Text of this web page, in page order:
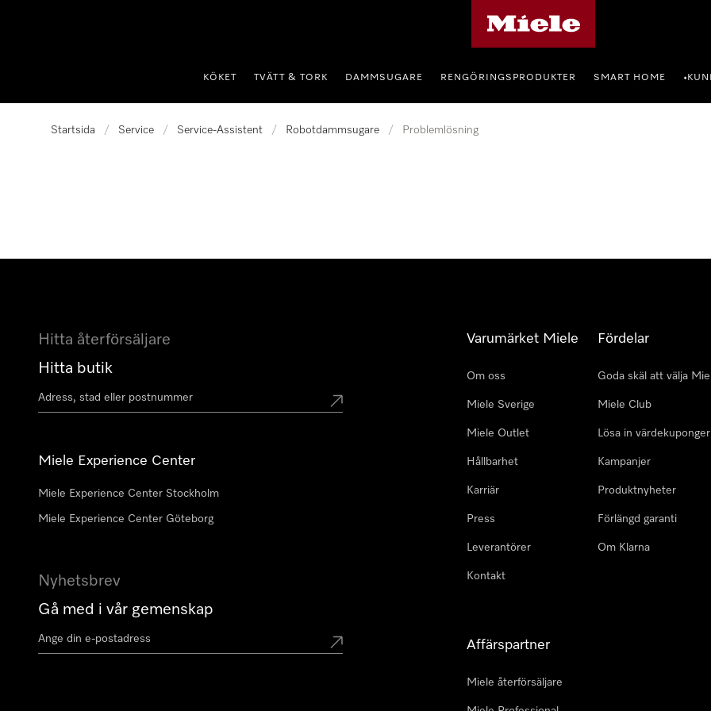
KÖKET TVÄTT & TORK DAMMSUGARE RENGÖRINGSPRODUKTER SMART HOME •
Startsida / Service / Service-Assistent / Robotdammsugare / Problemlösning
Hitta återförsäljare
Hitta butik
Miele Experience Center
Miele Experience Center Stockholm
Miele Experience Center Göteborg
Nyhetsbrev
Gå med i vår gemenskap
Varumärket Miele
Om oss
Miele Sverige
Miele Outlet
Hållbarhet
Karriär
Press
Leverantörer
Kontakt
Fördelar
Goda skäl att välja
Miele Club
Lösa in värdekuponger
Kampanjer
Produktnyheter
Förlängd garanti
Om Klarna
Affärspartner
Miele återförsäljare